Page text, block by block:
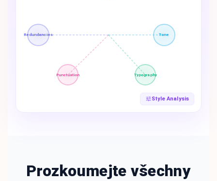
Redundancies Tone
Punctuation Typography
Style Analysis
Prozkoumejte všechny